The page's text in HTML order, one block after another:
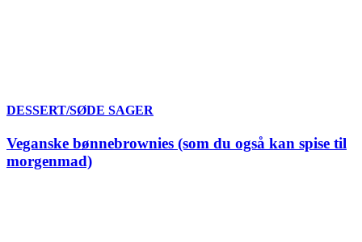
DESSERT/SØDE SAGER
Veganske bønnebrownies (som du også kan spise til
morgenmad)